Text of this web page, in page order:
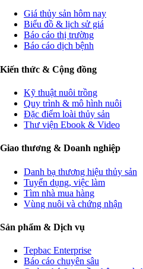
Giá thủy sản hôm nay
Biểu đồ & lịch sử giá
Báo cáo thị trường
Báo cáo dịch bệnh
Kiến thức & Cộng đồng
Kỹ thuật nuôi trồng
Quy trình & mô hình nuôi
Đặc điểm loài thủy sản
Thư viện Ebook & Video
Giao thương & Doanh nghiệp
Danh bạ thương hiệu thủy sản
Tuyển dụng, việc làm
Tìm nhà mua hàng
Vùng nuôi và chứng nhận
Sản phẩm & Dịch vụ
Tepbac Enterprise
Báo cáo chuyên sâu